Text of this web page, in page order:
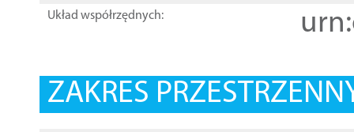
Układ współrzędnych:
ZAKRES